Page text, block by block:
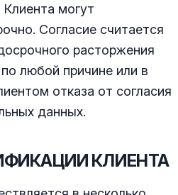
могут
Согласие считается
расторжения
любой причине или в
отказа от согласия
данных.
КЛИЕНТА